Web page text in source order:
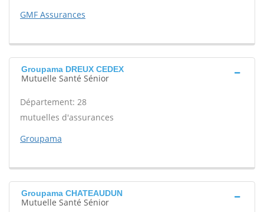
GMF Assurances
Groupama DREUX CEDEX
Mutuelle Santé Sénior
Département: 28
mutuelles d'assurances
Groupama
Groupama CHATEAUDUN
Mutuelle Santé Sénior